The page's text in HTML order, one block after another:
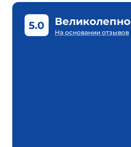
5.0 Великолепно
На основании отзывов